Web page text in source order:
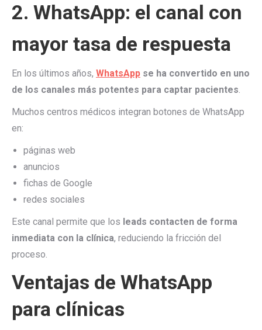
2. WhatsApp: el canal con
mayor tasa de respuesta
En los últimos años, WhatsApp se ha convertido en uno
de los canales más potentes para captar pacientes.
Muchos centros médicos integran botones de WhatsApp
en:
páginas web
anuncios
fichas de Google
redes sociales
Este canal permite que los leads contacten de forma
inmediata con la clínica, reduciendo la fricción del
proceso.
Ventajas de WhatsApp
para clínicas